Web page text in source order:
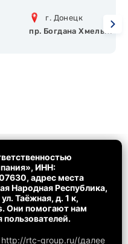
ИНН:
адрес места
Народная Республика,
Таёжная, д. 1 к,
Они помогают нам
пользователей.
rtc-group.ru/(далее
г. Донецк
пр. Богдана